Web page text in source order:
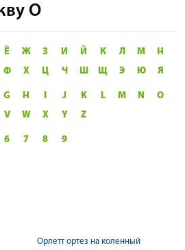
О
Ё Ж З И Й К Л М
Н
Ф Х Ц Ч Ш Щ Э Ю Я
G H I J K L M N
O
V W X Y Z
6 7 8 9
Орлетт ортез на коленный